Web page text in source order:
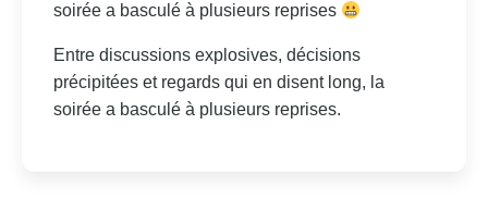
soirée a basculé à plusieurs reprises
Entre discussions explosives, décisions
précipitées et regards qui en disent long, la
soirée a basculé à plusieurs reprises.